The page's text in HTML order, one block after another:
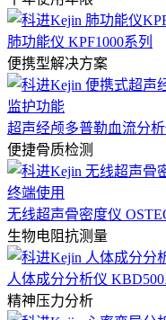
肺功能仪 KPF1000系列
便携型解决方案
超声经颅多普勒血流分
便捷骨质检测
无线超声骨密度仪
生物电阻抗测量
人体成分分析仪 KBD500
精神压力分析